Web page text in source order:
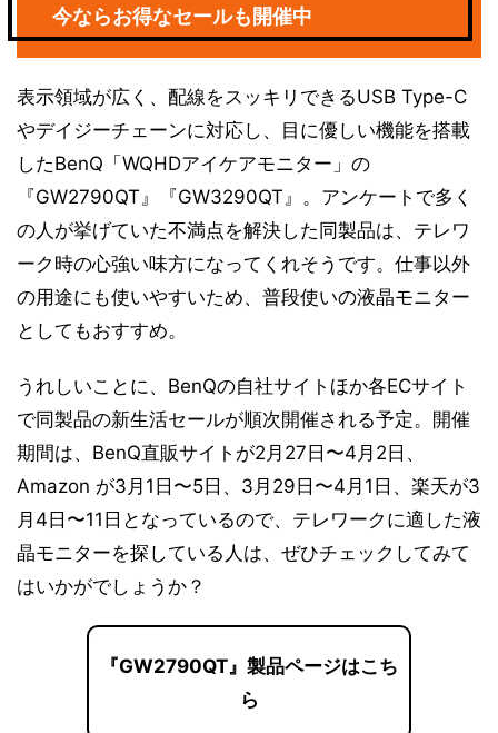
今ならお得なセールも開催中
表示領域が広く、配線をスッキリできるUSB Type-C
やデイジーチェーンに対応し、目に優しい機能を搭載
したBenQ「WQHDアイケアモニター」の
『GW2790QT』『GW3290QT』。アンケートで多く
の人が挙げていた不満点を解決した同製品は、テレワ
ーク時の心強い味方になってくれそうです。仕事以外
の用途にも使いやすいため、普段使いの液晶モニター
としてもおすすめ。
うれしいことに、BenQの自社サイトほか各ECサイト
で同製品の新生活セールが順次開催される予定。開催
期間は、BenQ直販サイトが2月27日〜4月2日、
Amazon が3月1日〜5日、3月29日〜4月1日、楽天が3
月4日〜11日となっているので、テレワークに適した液
晶モニターを探している人は、ぜひチェックしてみて
はいかがでしょうか？
『GW2790QT』製品ページはこち
ら